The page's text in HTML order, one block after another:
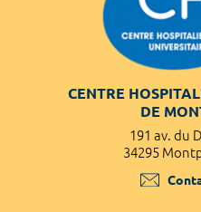
CENTRE
DE
191 av. du
34295